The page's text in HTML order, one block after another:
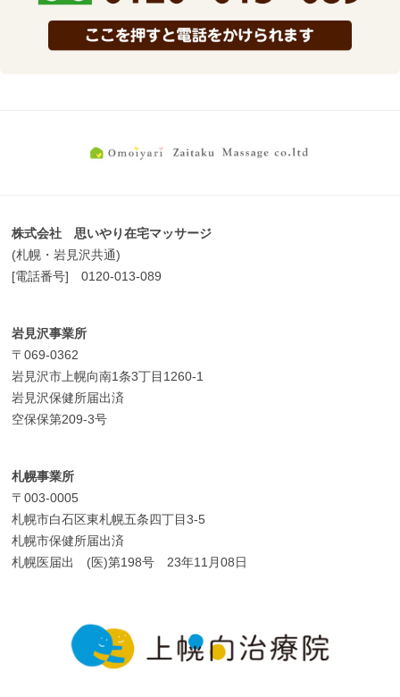
株式会社 思いやり在宅マッサージ
(札幌・岩見沢共通)
[電話番号] 0120-013-089
岩見沢事業所
〒069-0362
岩見沢市上幌向南1条3丁目1260-1
岩見沢保健所届出済
空保保第209-3号
札幌事業所
〒003-0005
札幌市白石区東札幌五条四丁目3-5
札幌市保健所届出済
札幌医届出 (医)第198号 23年11月08日